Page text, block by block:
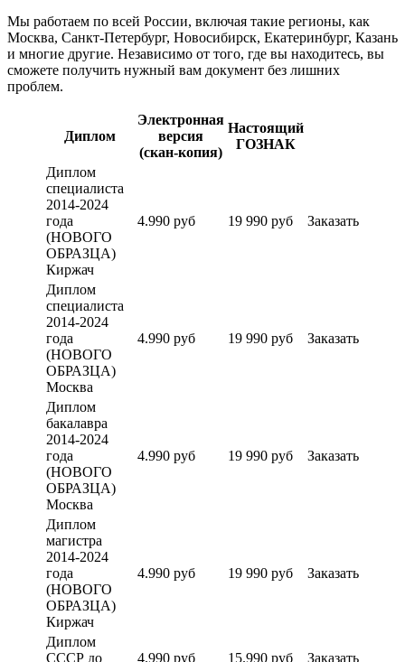
Мы работаем по всей России, включая такие регионы, как
Москва, Санкт-Петербург, Новосибирск, Екатеринбург, Казань
и многие другие. Независимо от того, где вы находитесь, вы
сможете получить нужный вам документ без лишних
проблем.
Диплом
Электронная
версия
(скан-копия)
Настоящий
ГОЗНАК
Диплом
специалиста
2014-2024
года
(НОВОГО
ОБРАЗЦА)
Киржач
4.990 руб 19 990 руб Заказать
Диплом
специалиста
2014-2024
года
(НОВОГО
ОБРАЗЦА)
Москва
4.990 руб 19 990 руб Заказать
Диплом
бакалавра
2014-2024
года
(НОВОГО
ОБРАЗЦА)
Москва
4.990 руб 19 990 руб Заказать
Диплом
магистра
2014-2024
года
(НОВОГО
ОБРАЗЦА)
Киржач
4.990 руб 19 990 руб Заказать
Диплом
СССР до
4.990 руб 15.990 руб Заказать